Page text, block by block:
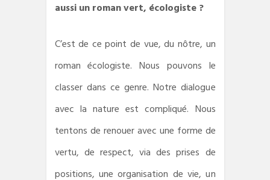
aussi un roman vert, écologiste ?
C’est de ce point de vue, du nôtre, un
roman écologiste. Nous pouvons le
classer dans ce genre. Notre dialogue
avec la nature est compliqué. Nous
tentons de renouer avec une forme de
vertu, de respect, via des prises de
positions, une organisation de vie, un